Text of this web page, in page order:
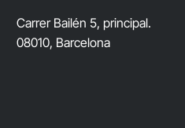
Carrer Bailén 5, principal.
08010, Barcelona